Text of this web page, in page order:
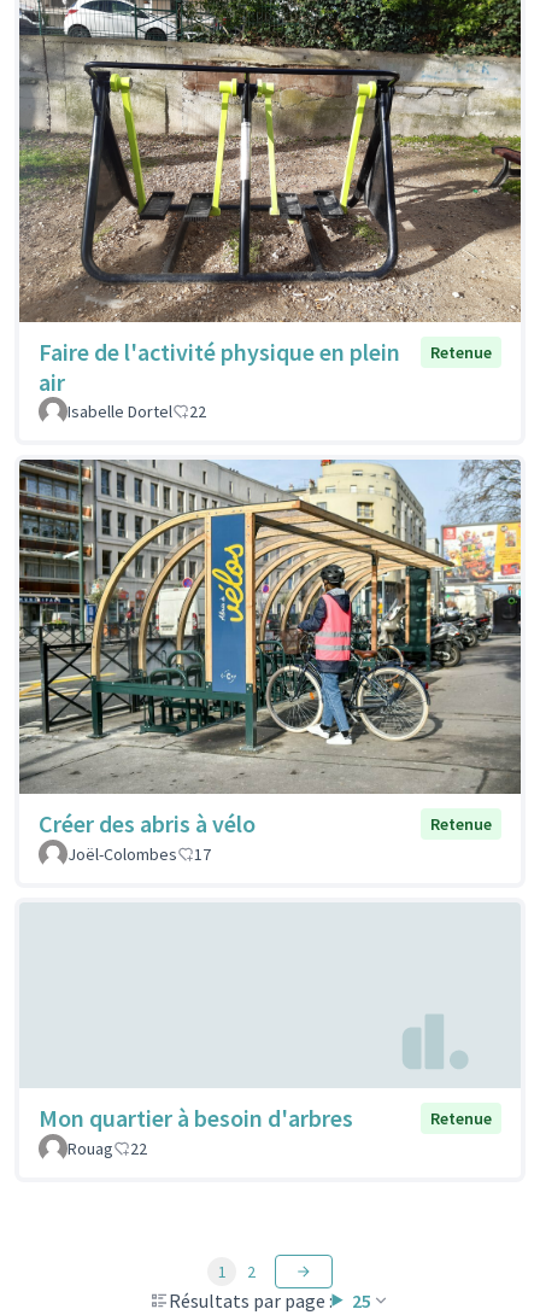
Faire de l'activité physique en plein
air
Retenue
Isabelle Dortel 22
Créer des abris à vélo
Retenue
Joël-Colombes
17
Mon quartier à besoin d'arbres
Retenue
Rouag
22
Résultats par page : 25
1 2